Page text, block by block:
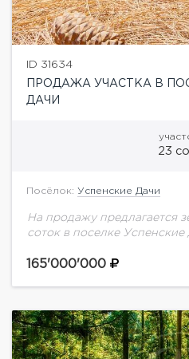
ID 31634
ПРОДАЖА УЧАСТКА В
ДАЧИ
23
Посёлок: Успенские Дачи
На продажу предлагается
соток в поселке Успенские
всеми необходимыми
165'000'000